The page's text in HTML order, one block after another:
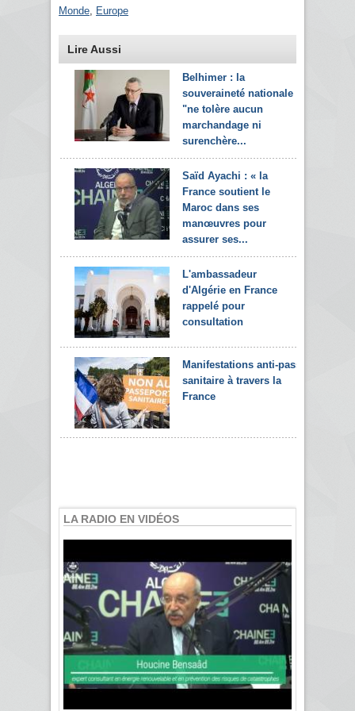
Monde Europe
Lire Aussi
Belhimer : la
souveraineté nationale
"ne tolère aucun
marchandage ni
surenchère...
Saïd Ayachi : « la
France soutient le
Maroc dans ses
manœuvres pour
assurer ses...
L'ambassadeur
d'Algérie en France
rappelé pour
consultation
Manifestations anti-pass
sanitaire à travers la
France
LA RADIO EN VIDÉOS